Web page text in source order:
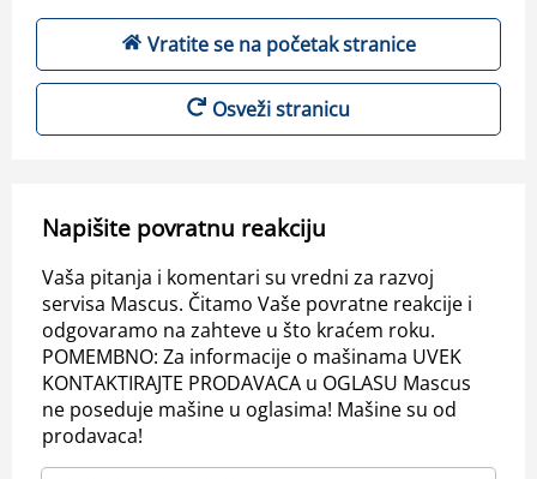
Vratite se na početak stranice
Osveži stranicu
Napišite povratnu reakciju
Vaša pitanja i komentari su vredni za razvoj
servisa Mascus. Čitamo Vaše povratne reakcije i
odgovaramo na zahteve u što kraćem roku.
POMEMBNO: Za informacije o mašinama UVEK
KONTAKTIRAJTE PRODAVACA u OGLASU Mascus
ne poseduje mašine u oglasima! Mašine su od
prodavaca!